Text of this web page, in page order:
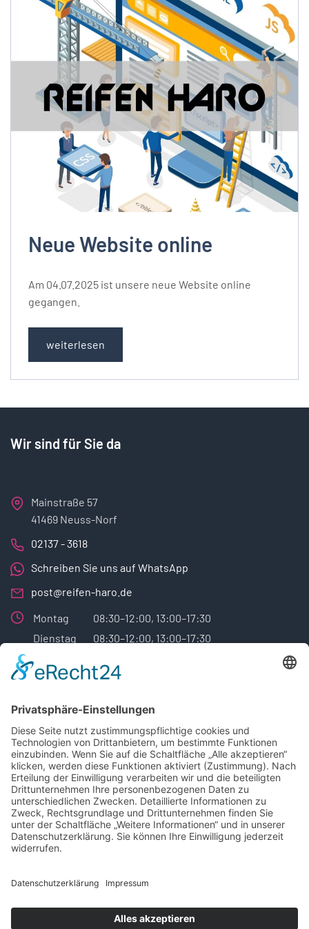
Neue Website online
Am 04.07.2025 ist unsere neue Website online
gegangen.
weiterlesen
Wir sind für Sie da
Mainstraße 57
41469 Neuss-Norf
02137 - 3618
Schreiben Sie uns auf WhatsApp
post@reifen-haro.de
Montag
08:30–12:00, 13:00–17:30
Dienstag
08:30–12:00, 13:00–17:30
Donnerstag 08:30–12:00, 13:00–17:30
Samstag
Geschlossen
Sonntag
Geschlossen
Sonderöffnungszeiten und vieles mehr,
finden Sie hier:
Google Profil der Reifen Haro GmbH
© 2025 Reifen Haro - seit 1985 in Neuss-Norf.